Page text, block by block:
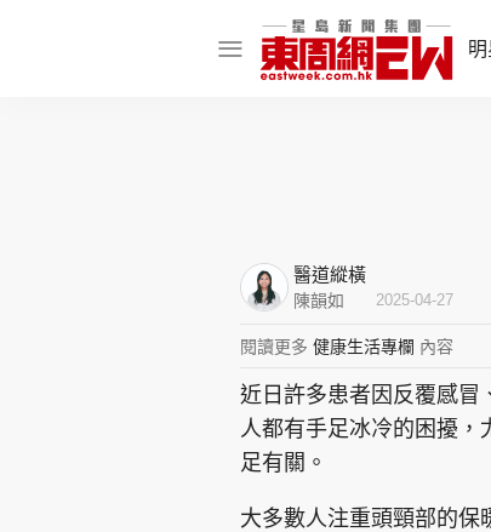
東姑熱話
東周食玩通
樂在灣區
醫道縱橫
陳韻如 2025-04-27
閱讀更多 健康生活專欄 內容
近日許多患者因反覆感冒
人都有手足冰冷的困擾，
足有關。
大多數人注重頭頸部的保